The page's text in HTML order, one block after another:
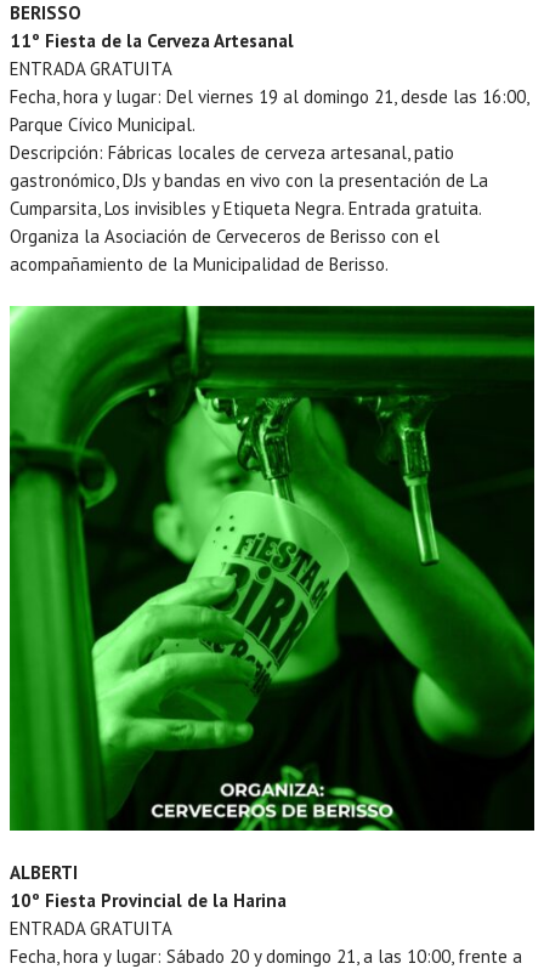
BERISSO
11º Fiesta de la Cerveza Artesanal
ENTRADA GRATUITA
Fecha, hora y lugar: Del viernes 19 al domingo 21, desde las 16:00,
Parque Cívico Municipal.
Descripción: Fábricas locales de cerveza artesanal, patio
gastronómico, DJs y bandas en vivo con la presentación de La
Cumparsita, Los invisibles y Etiqueta Negra. Entrada gratuita.
Organiza la Asociación de Cerveceros de Berisso con el
acompañamiento de la Municipalidad de Berisso.
ALBERTI
10º Fiesta Provincial de la Harina
ENTRADA GRATUITA
Fecha, hora y lugar: Sábado 20 y domingo 21, a las 10:00, frente a